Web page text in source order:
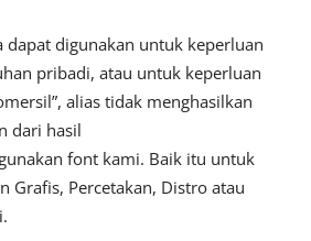
dapat digunakan untuk keperluan
pribadi, atau untuk keperluan
alias tidak menghasilkan
dari hasil
font kami. Baik itu untuk
Grafis, Percetakan, Distro atau